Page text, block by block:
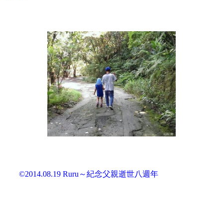
©2014.08.19 Ruru ～紀念父親逝世八週年